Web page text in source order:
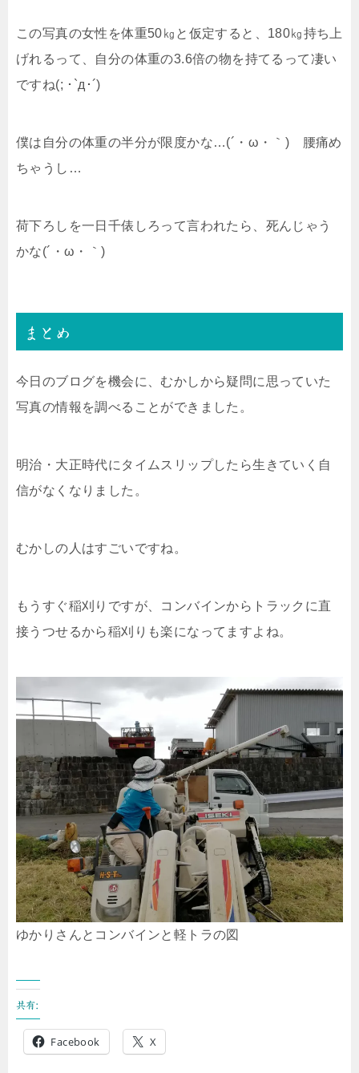
この写真の女性を体重50㎏と仮定すると、180㎏持ち上
げれるって、自分の体重の3.6倍の物を持てるって凄い
ですね(; ･`д･´)
僕は自分の体重の半分が限度かな…(´・ω・｀) 腰痛め
ちゃうし…
荷下ろしを一日千俵しろって言われたら、死んじゃう
かな(´・ω・｀)
まとめ
今日のブログを機会に、むかしから疑問に思っていた
写真の情報を調べることができました。
明治・大正時代にタイムスリップしたら生きていく自
信がなくなりました。
むかしの人はすごいですね。
もうすぐ稲刈りですが、コンバインからトラックに直
接うつせるから稲刈りも楽になってますよね。
ゆかりさんとコンバインと軽トラの図
共有:
Facebook X